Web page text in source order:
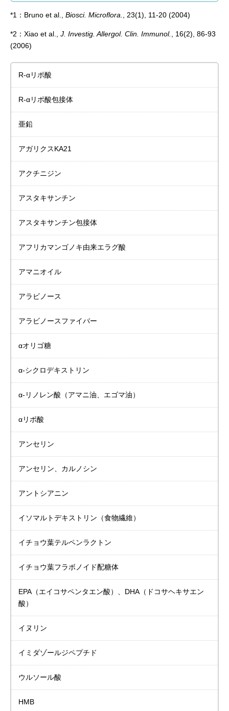
*1：Bruno et al., Biosci. Microflora., 23(1), 11-20 (2004)
*2：Xiao et al., J. Investig. Allergol. Clin. Immunol., 16(2), 86-93
(2006)
R-αリポ酸
R-αリポ酸包接体
亜鉛
アガリクスKA21
アクチニジン
アスタキサンチン
アスタキサンチン包接体
アフリカマンゴノキ由来エラグ酸
アマニオイル
アラビノース
アラビノースファイバー
αオリゴ糖
α-シクロデキストリン
α-リノレン酸 （アマニ油、エゴマ油）
αリポ酸
アンセリン
アンセリン、カルノシン
アントシアニン
イソマルトデキストリン （食物繊維）
イチョウ葉テルペンラクトン
イチョウ葉フラボノイド配糖体
EPA（エイコサペンタエン酸）、DHA（ドコサヘキサエン
酸）
イヌリン
イミダゾールジペプチド
ウルソール酸
HMB